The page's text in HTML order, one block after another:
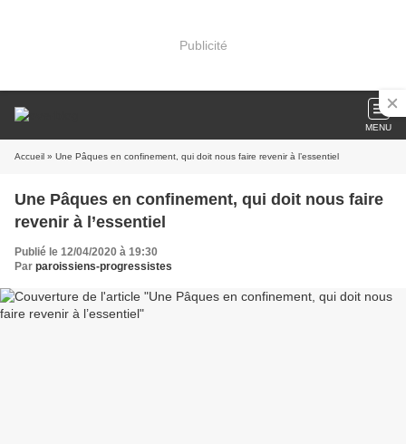
Publicité
MENU
Accueil » Une Pâques en confinement, qui doit nous faire revenir à l’essentiel
Une Pâques en confinement, qui doit nous faire
revenir à l’essentiel
Publié le 12/04/2020 à 19:30
Par paroissiens-progressistes